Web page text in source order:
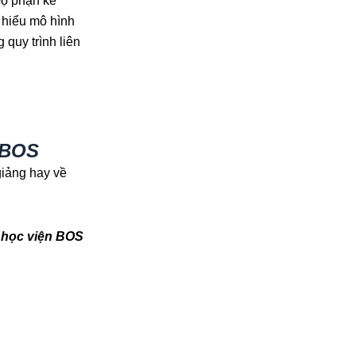
mô hình
quy trình liên
hay về
viện BOS